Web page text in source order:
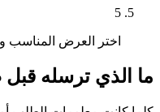
5
اختر العرض المناسب
ما الذي ترسله